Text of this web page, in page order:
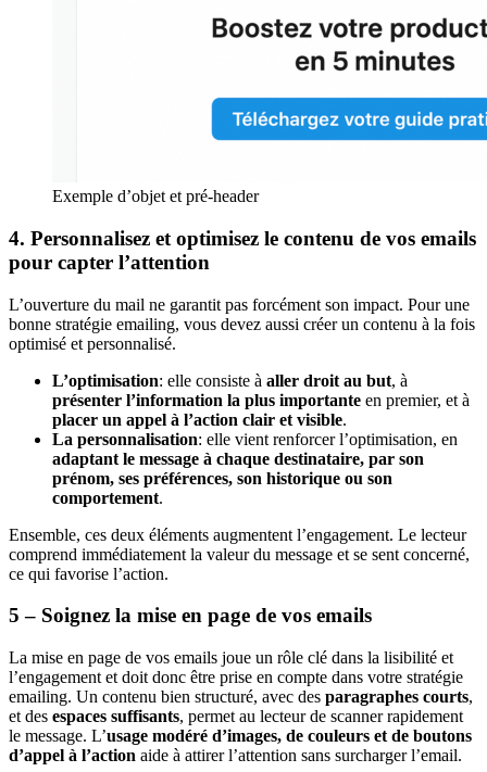
Exemple d’objet et pré-header
4. Personnalisez et optimisez le contenu de vos emails
pour capter l’attention
L’ouverture du mail ne garantit pas forcément son impact. Pour une
bonne stratégie emailing, vous devez aussi créer un contenu à la fois
optimisé et personnalisé.
L’optimisation: elle consiste à aller droit au but, à
présenter l’information la plus importante en premier, et à
placer un appel à l’action clair et visible.
La personnalisation: elle vient renforcer l’optimisation, en
adaptant le message à chaque destinataire, par son
prénom, ses préférences, son historique ou son
comportement.
Ensemble, ces deux éléments augmentent l’engagement. Le lecteur
comprend immédiatement la valeur du message et se sent concerné,
ce qui favorise l’action.
5 – Soignez la mise en page de vos emails
La mise en page de vos emails joue un rôle clé dans la lisibilité et
l’engagement et doit donc être prise en compte dans votre stratégie
emailing. Un contenu bien structuré, avec des paragraphes courts,
et des espaces suffisants, permet au lecteur de scanner rapidement
le message. L’usage modéré d’images, de couleurs et de boutons
d’appel à l’action aide à attirer l’attention sans surcharger l’email.